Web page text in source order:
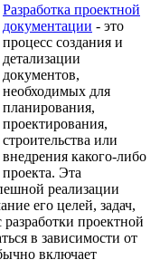
Разработка проектной
документации - это
процесс создания и
детализации
документов,
необходимых для
планирования,
проектирования,
строительства или
внедрения какого-либо
проекта. Эта
реализации
его целей, задач,
проектной
в зависимости от
включает